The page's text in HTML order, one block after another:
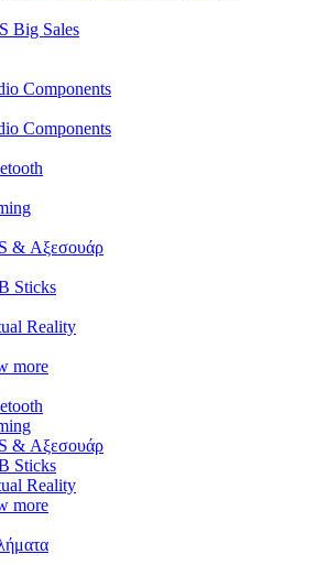
Big Sales
Components
Components
& Αξεσουάρ
Sticks
Reality
more
& Αξεσουάρ
Sticks
Reality
more